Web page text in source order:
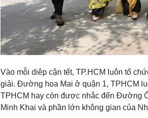
Vào mỗi diêp cận tết, TP.HCM luôn tổ
giải. Đường hoa Mai ở quận 1, TPHCM
TPHCM hay còn được nhắc đến Đường
Minh Khai và phần lớn không gian của